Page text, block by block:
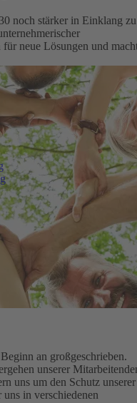
noch stärker in Einklang zu
neue Lösungen und
an großgeschrieben.
unserer
uns um den Schutz unserer
uns in verschiedenen